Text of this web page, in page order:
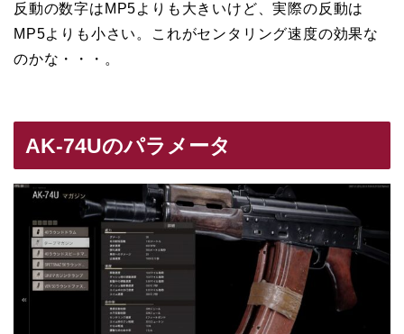
反動の数字はMP5よりも大きいけど、実際の反動は
MP5よりも小さい。これがセンタリング速度の効果な
のかな・・・。
AK-74Uのパラメータ